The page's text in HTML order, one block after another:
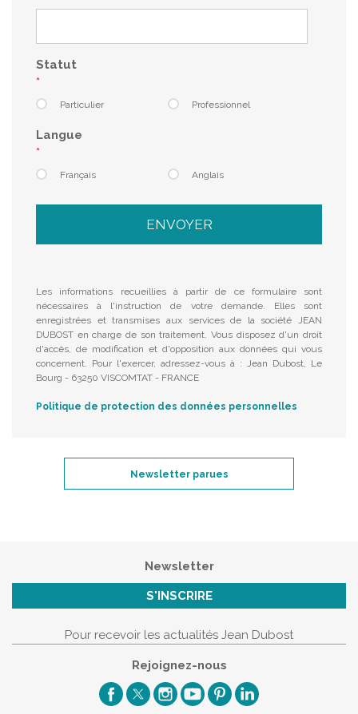
Statut
Particulier Professionnel
Langue
Français Anglais
ENVOYER
Les informations recueillies à partir de ce formulaire sont
nécessaires à l'instruction de votre demande. Elles sont
enregistrées et transmises aux services de la société JEAN
DUBOST en charge de son traitement. Vous disposez d'un droit
d'accès, de modification et d'opposition aux données qui vous
concernent. Pour l'exercer, adressez-vous à : Jean Dubost, Le
Bourg - 63250 VISCOMTAT - FRANCE
Politique de protection des données personnelles
Newsletter parues
Newsletter
S'INSCRIRE
Pour recevoir les actualités Jean Dubost
Rejoignez-nous